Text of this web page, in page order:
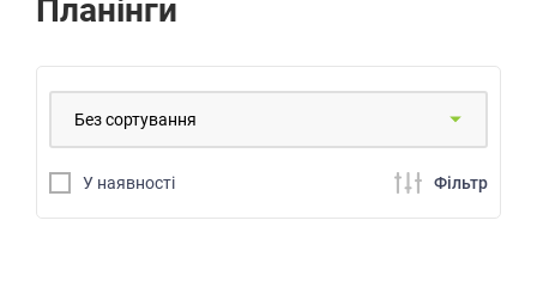
Планінги
У наявностi Фiльтр